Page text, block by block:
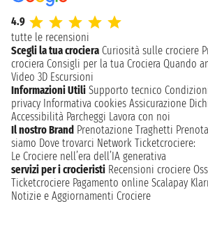
4.9
tutte le recensioni
Scegli la tua crociera Curiosità sulle crociere
crociera Consigli per la tua Crociera Quando
Video 3D Escursioni
Informazioni Utili Supporto tecnico
privacy Informativa cookies Assicurazione
Accessibilità Parcheggi Lavora con noi
Il nostro Brand Prenotazione Traghetti
siamo Dove trovarci Network Ticketcrociere:
Le Crociere nell’era dell’IA generativa
servizi per i crocieristi Recensioni crociere
Ticketcrociere Pagamento online Scalapay
Notizie e Aggiornamenti Crociere